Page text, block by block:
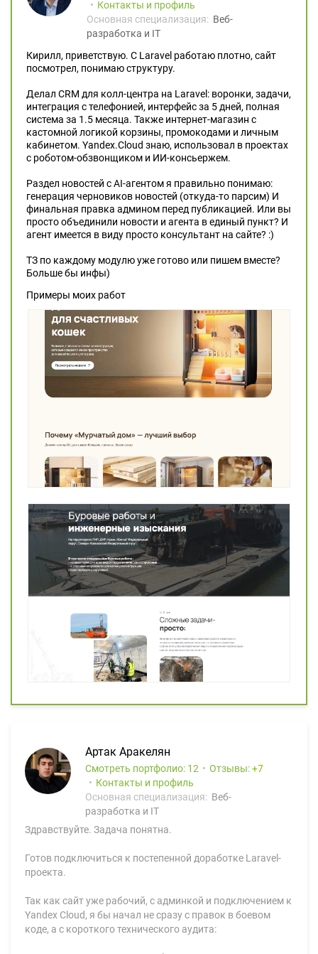
Контакты и профиль
Основная специализация: Веб-
разработка и IT
Кирилл, приветствую. С Laravel работаю плотно, сайт
посмотрел, понимаю структуру.
Делал CRM для колл-центра на Laravel: воронки, задачи,
интеграция с телефонией, интерфейс за 5 дней, полная
система за 1.5 месяца. Также интернет-магазин с
кастомной логикой корзины, промокодами и личным
кабинетом. Yandex.Cloud знаю, использовал в проектах
с роботом-обзвонщиком и ИИ-консьержем.
Раздел новостей с AI-агентом я правильно понимаю:
генерация черновиков новостей (откуда-то парсим) И
финальная правка админом перед публикацией. Или вы
просто объединили новости и агента в единый пункт? И
агент имеется в виду просто консультант на сайте? :)
ТЗ по каждому модулю уже готово или пишем вместе?
Больше бы инфы)
Примеры моих работ
Артак Аракелян
Смотреть портфолио: 12 Отзывы:
7
Контакты и профиль
Основная специализация: Веб-
разработка и IT
Здравствуйте. Задача понятна.
Готов подключиться к постепенной доработке Laravel-
проекта.
Так как сайт уже рабочий, с админкой и подключением к
Yandex Cloud, я бы начал не сразу с правок в боевом
коде, а с короткого технического аудита: